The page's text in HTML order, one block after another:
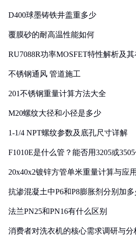
D400球墨铸铁井盖重多少
覆膜砂的耐高温性能如何
RU7088R功率MOSFET特性解析及
不锈钢通风 管道施工
201不锈钢重量计算方法大全
M20螺纹大径和小径是多少
1-1/4 NPT螺纹参数及底孔尺寸详解
F1010E是什么管？能否用3205或
20x40x2镀锌方管单米重量计算与应
抗渗混凝土中P6和P8膨胀剂分别加
法兰PN25和PN16有什么区别
消费者对洗衣机的核心需求调研与分